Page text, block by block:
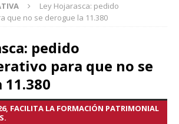
Ley Hojarasca: pedido
que no se derogue la 11.380
pedido
para que no se
FACILITA LA FORMACIÓN PATRIMONIAL